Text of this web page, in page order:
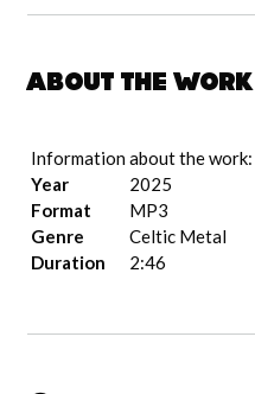
About the work
Information about the work:
Year
2025
Format
MP3
Genre
Celtic Metal
Duration
2:46